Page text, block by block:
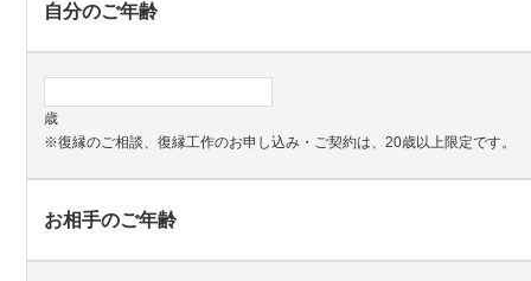
自分のご年齢
歳
※復縁のご相談、復縁工作のお申し込み・ご契約は、20歳以上限定です。
お相手のご年齢